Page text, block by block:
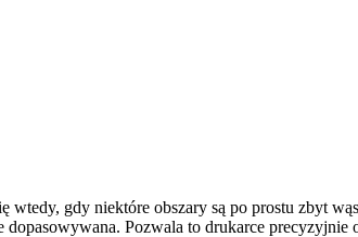
gdy niektóre obszary są po prostu zbyt
Pozwala to drukarce precyzyjnie